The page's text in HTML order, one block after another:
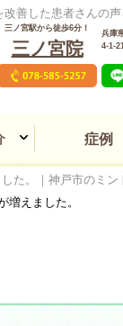
善した患者さんの声
三ノ宮駅から徒歩6分！
三ノ宮院
兵庫
症例
た。｜神戸市のミ
増えました。